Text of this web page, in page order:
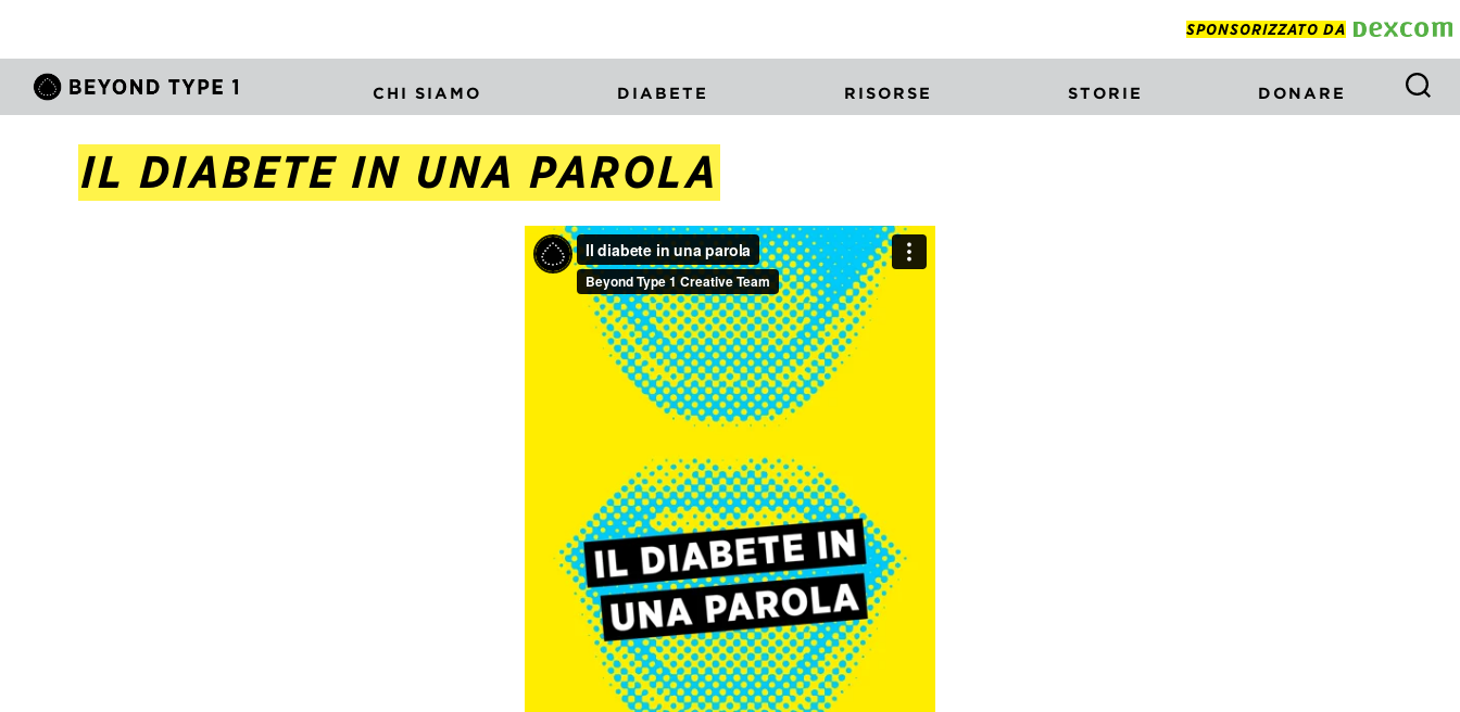
SPONSORIZZATO DA
CHI SIAMO DIABETE RISORSE STORIE DONARE
IL DIABETE IN UNA PAROLA